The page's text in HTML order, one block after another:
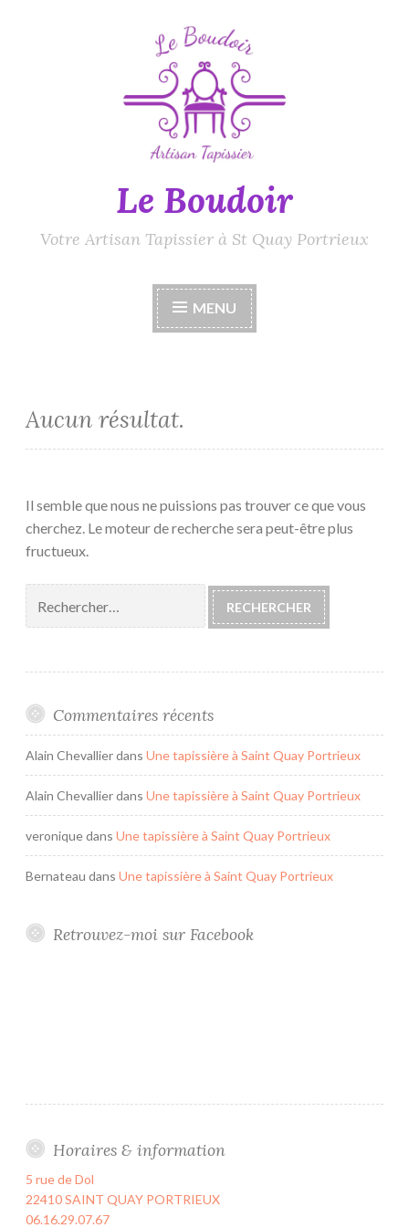
Le Boudoir
Votre Artisan Tapissier à St Quay Portrieux
MENU
Aucun résultat.
Il semble que nous ne puissions pas trouver ce que vous
cherchez. Le moteur de recherche sera peut-être plus
fructueux.
Commentaires récents
Alain Chevallierdans Une tapissière à Saint Quay Portrieux
Alain Chevallierdans Une tapissière à Saint Quay Portrieux
veroniquedans Une tapissière à Saint Quay Portrieux
Bernateau dans Une tapissière à Saint Quay Portrieux
Retrouvez-moi sur Facebook
Horaires & information
5 rue de Dol
22410 SAINT QUAY PORTRIEUX
06.16.29.07.67